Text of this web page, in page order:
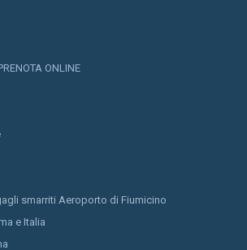
ONLINE
smarriti Aeroporto di Fiumicino
e Italia